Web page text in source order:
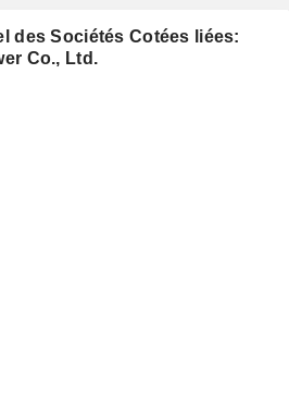
des Sociétés Cotées liées:
Co., Ltd.